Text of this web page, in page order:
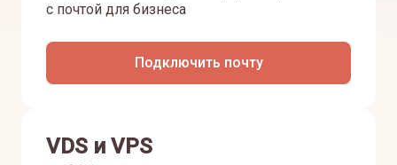
с почтой для бизнеса
Подключить почту
VDS и VPS